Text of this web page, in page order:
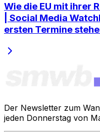
Wie die EU mit ihrer
| Social Media
ersten Termine
Der Newsletter zum
jeden Donnerstag von